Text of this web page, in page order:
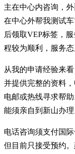
主在中心内咨询，
在中心外帮我测试
后领取VEP标签，
程较为顺利，服务态
从我的申请经验来
并提供完整的资料
电邮或热线寻求帮
能须亲自到新山办理
电话咨询须支付国
但目前只接受预约